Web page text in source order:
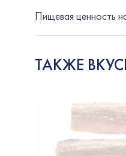
Пищевая ценность
ТАКЖЕ